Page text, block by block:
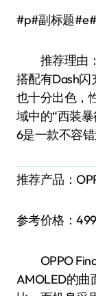
#p#副标题#e#
推荐理由：
搭配有Dash
也十分出色，
域中的“西装
6是一款不容错
推荐产品：
参考价格：
OPPO Find
AMOLED的曲